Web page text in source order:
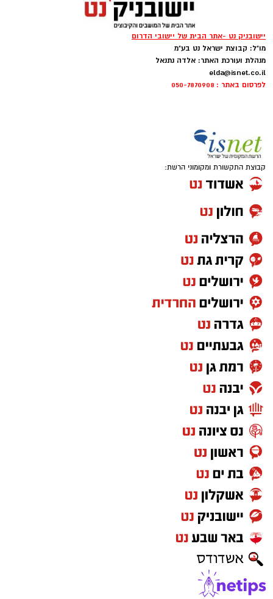
יישובניק נט -אתר הבית של יישובי הדרום
מו"ל: קבוצת ישראל נט בע"מ
מנהלת ועורכת האתר: אלדה נתנאל
elda@isnet.co.il
לפרסום באתר : 050-7870908
קבוצת התקשורת ומקומוני הרשת: